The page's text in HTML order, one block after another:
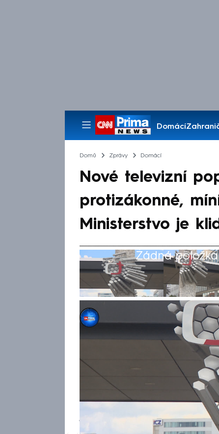
Domácí
Pořady
Domů Zprávy Domácí
Nové televizní
protizákonné,
Ministerstvo je
Žádná
Jakub Kokoška
2. dub 2025, 23:13
Zákon zvyšující
rozhlas, o kterém bude příští
rozporu s evropským
expert Benoît Le Bret, který
francouzskou televizi TF1. V
jednomu stolu usedli